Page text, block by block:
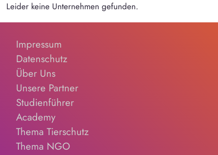
Leider keine Unternehmen gefunden.
Impressum
Datenschutz
Über Uns
Unsere Partner
Studienführer
Academy
Thema Tierschutz
Thema NGO